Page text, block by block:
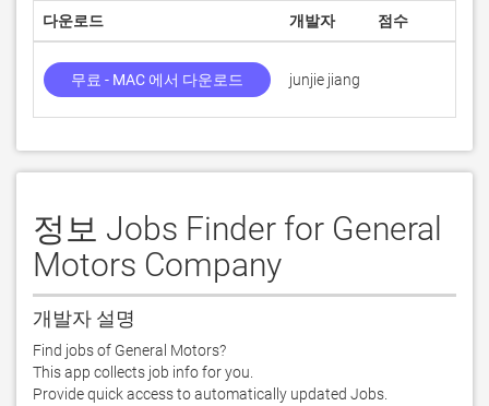
다운로드 개발자 점수
무료 - MAC 에서 다운로드 junjie jiang
정보 Jobs Finder for General
Motors Company
개발자 설명
Find jobs of General Motors?
This app collects job info for you.
Provide quick access to automatically updated Jobs.